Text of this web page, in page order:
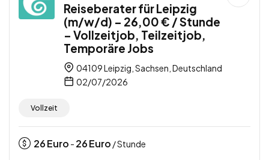
Reiseberater für Leipzig
(m/w/d) – 26,00 € / Stunde
– Vollzeitjob, Teilzeitjob,
Temporäre Jobs
04109 Leipzig, Sachsen, Deutschland
02/07/2026
Vollzeit
26Euro - 26Euro / Stunde